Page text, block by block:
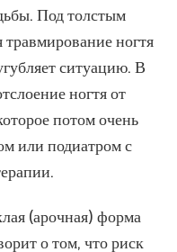
Под толстым
ногтя
ситуацию. В
ногтя от
потом очень
или подиатром с
(арочная) форма
о том, что риск